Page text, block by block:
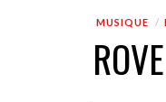
MUSIQUE